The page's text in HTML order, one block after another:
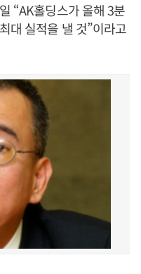
“AK홀딩스가 올해 3분
대 실적을 낼 것”이라고